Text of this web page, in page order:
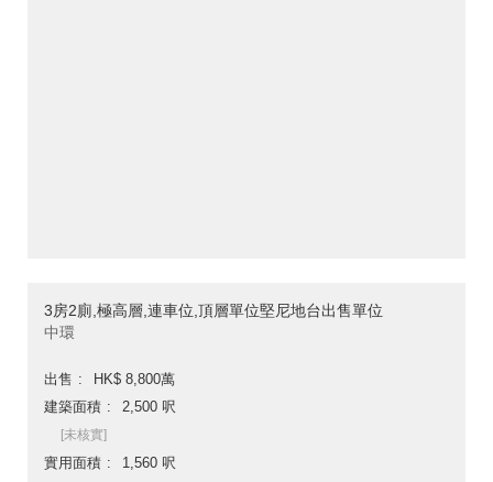
3房2廁,極高層,連車位,頂層單位堅尼地台出售單位
中環
出售
HK$ 8,800萬
建築面積
2,500 呎
[未核實]
實用面積 1,560 呎